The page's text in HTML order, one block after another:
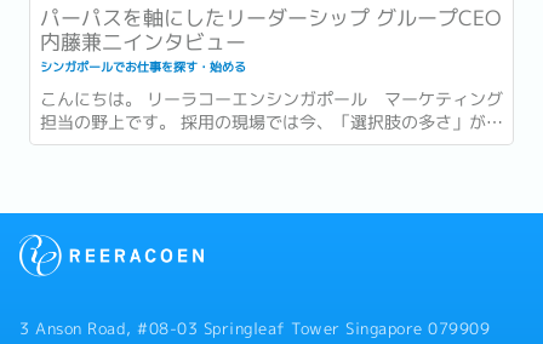
パーパスを軸にしたリーダーシップ グループCEO
内藤兼二インタビュー
シンガポールでお仕事を探す・始める
こんにちは。 リーラコーエンシンガポール マーケティング
担当の野上です。 採用の現場では今、「選択肢の多さ」が新
たな難しさとして語られるようになっています。...
3 Anson Road, #08-03 Springleaf Tower Singapore 079909